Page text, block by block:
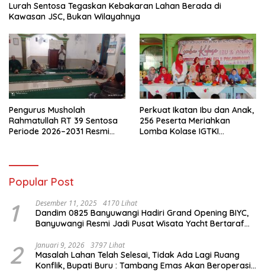
Lurah Sentosa Tegaskan Kebakaran Lahan Berada di
Kawasan JSC, Bukan Wilayahnya
Pengurus Musholah
Rahmatullah RT 39 Sentosa
Periode 2026–2031 Resmi
Perkuat Ikatan Ibu dan Anak,
256 Peserta Meriahkan
Lomba Kolase IGTKI
Popular Post
1 Desember 11, 2025 4170 Lihat
Dandim 0825 Banyuwangi Hadiri Grand Opening BIYC,
Banyuwangi Resmi Jadi Pusat Wisata Yacht Bertaraf
2 Januari 9, 2026 3797 Lihat
Masalah Lahan Telah Selesai, Tidak Ada Lagi Ruang
Konflik, Bupati Buru : Tambang Emas Akan Beroperasi